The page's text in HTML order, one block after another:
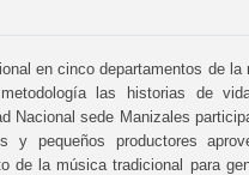
en cinco departamentos de
las historias de
Nacional sede Manizales
y pequeños productores
de la música tradicional para